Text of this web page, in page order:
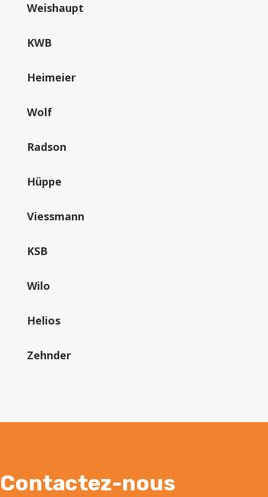
Weishaupt
KWB
Heimeier
Wolf
Radson
Hüppe
Viessmann
KSB
Wilo
Helios
Zehnder
Contactez-nous